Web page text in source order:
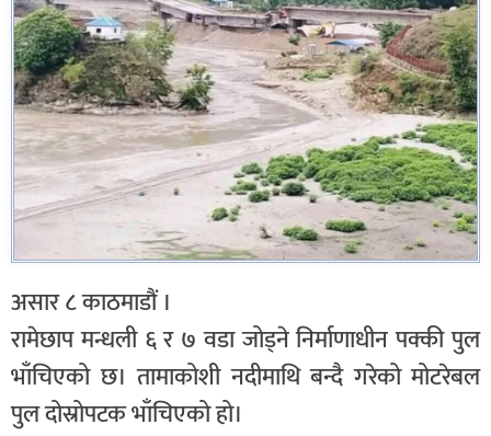
असार ८ काठमाडौं ।
रामेछाप मन्धली ६ र ७ वडा जोड्ने निर्माणाधीन पक्की पुल
भाँचिएको छ। तामाकोशी नदीमाथि बन्दै गरेको मोटरेबल
पुल दोस्रोपटक भाँचिएको हो।